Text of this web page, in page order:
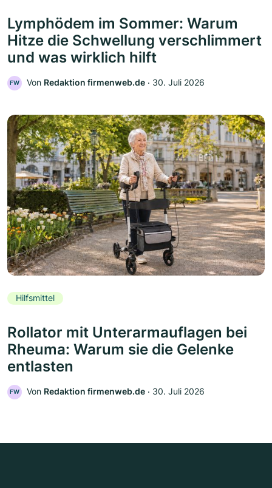
Lymphödem im Sommer: Warum
Hitze die Schwellung verschlimmert
und was wirklich hilft
FW Von Redaktion firmenweb.de ‧ 30. Juli 2026
Hilfsmittel
Rollator mit Unterarmauflagen bei
Rheuma: Warum sie die Gelenke
entlasten
FW Von Redaktion firmenweb.de ‧ 30. Juli 2026